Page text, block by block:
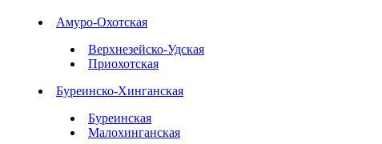
Амуро-Охотская
Верхнезейско-Удская
Приохотская
Буреинско-Хинганская
Буреинская
Малохинганская